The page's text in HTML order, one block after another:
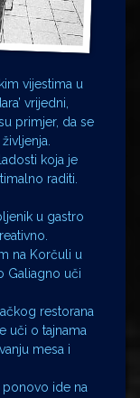
vijestima u
vrijedni,
primjer, da se
koja je
raditi.
u gastro
na Korčuli u
Galiagno uči
restorana
uči o tajnama
mesa i
ponovo ide na